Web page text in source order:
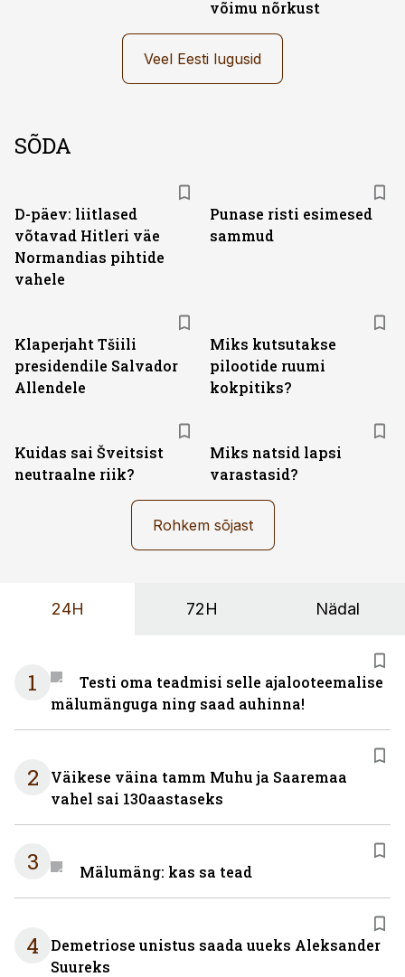
võimu nõrkust
Veel Eesti lugusid
SÕDA
D-päev: liitlased
võtavad Hitleri väe
Normandias pihtide
vahele
Punase risti esimesed
sammud
Klaperjaht Tšiili
presidendile Salvador
Allendele
Miks kutsutakse
pilootide ruumi
kokpitiks?
Kuidas sai Šveitsist
neutraalne riik?
Miks natsid lapsi
varastasid?
Rohkem sõjast
24H 72H Nädal
1
Testi oma teadmisi selle ajalooteemalise
mälumänguga ning saad auhinna!
2
Väikese väina tamm Muhu ja Saaremaa
vahel sai 130aastaseks
3 Mälumäng: kas sa tead
4
Demetriose unistus saada uueks Aleksander
Suureks